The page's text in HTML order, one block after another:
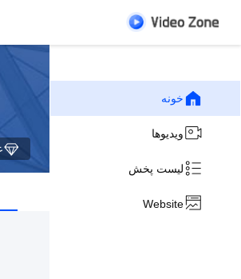
خونه
ویدیوها
لیست پخش
Website